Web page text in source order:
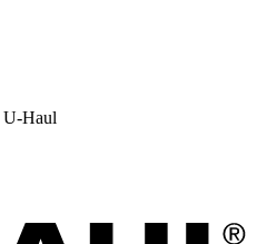
U-Haul